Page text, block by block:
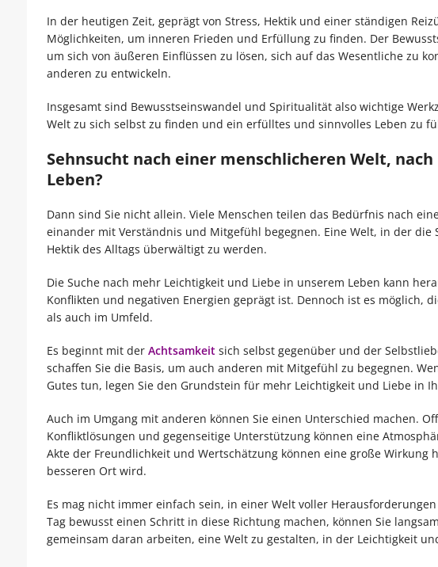
In der heutigen Zeit, geprägt von Stress, Hektik und einer ständigen
Möglichkeiten, um inneren Frieden und Erfüllung zu finden. Der
um sich von äußeren Einflüssen zu lösen, sich auf das Wesentliche zu
anderen zu entwickeln.
Insgesamt sind Bewusstseinswandel und Spiritualität also wichtige
Welt zu sich selbst zu finden und ein erfülltes und sinnvolles Leben zu
Sehnsucht nach einer menschlicheren Welt,
Leben?
Dann sind Sie nicht allein. Viele Menschen teilen das Bedürfnis nach
einander mit Verständnis und Mitgefühl begegnen. Eine Welt, in der die
Hektik des Alltags überwältigt zu werden.
Die Suche nach mehr Leichtigkeit und Liebe in unserem Leben kann
Konflikten und negativen Energien geprägt ist. Dennoch ist es möglich,
als auch im Umfeld.
Es beginnt mit der Achtsamkeitsich selbst gegenüber und der
schaffen Sie die Basis, um auch anderen mit Mitgefühl zu begegnen.
Gutes tun, legen Sie den Grundstein für mehr Leichtigkeit und Liebe in
Auch im Umgang mit anderen können Sie einen Unterschied machen.
Konfliktlösungen und gegenseitige Unterstützung können eine
Akte der Freundlichkeit und Wertschätzung können eine große Wirkung
besseren Ort wird.
Es mag nicht immer einfach sein, in einer Welt voller
Tag bewusst einen Schritt in diese Richtung machen, können Sie
gemeinsam daran arbeiten, eine Welt zu gestalten, in der Leichtigkeit